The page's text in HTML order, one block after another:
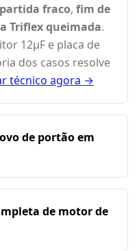
fraco, fim de
Triflex queimada.
12µF e placa de
dos casos resolve
técnico agora →
de portão em
de motor de